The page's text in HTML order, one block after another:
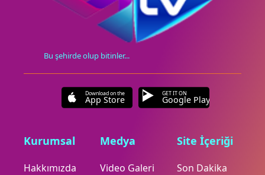
Bu şehirde olup bitinler...
Download on the
App Store
GET IT ON
Google Play
Kurumsal
Hakkımızda
Medya
Video Galeri
Site İçeriği
Son Dakika